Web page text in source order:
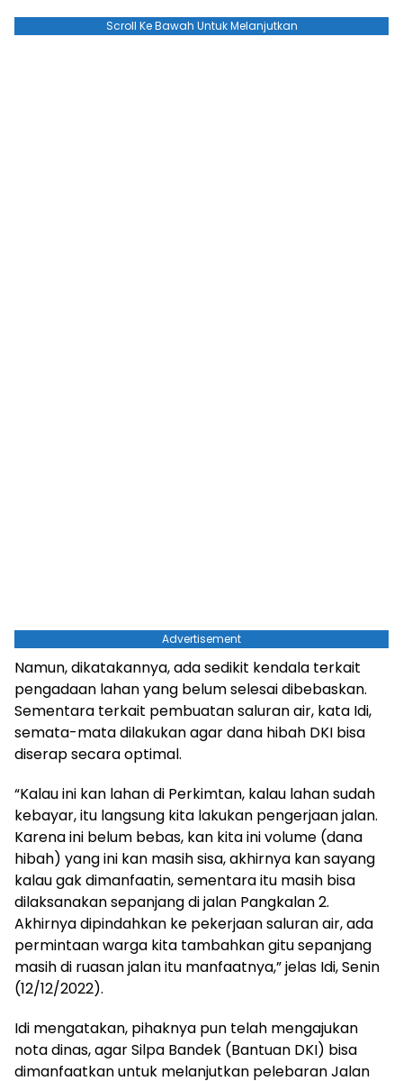
Scroll Ke Bawah Untuk Melanjutkan
Advertisement
Namun, dikatakannya, ada sedikit kendala terkait
pengadaan lahan yang belum selesai dibebaskan.
Sementara terkait pembuatan saluran air, kata Idi,
semata-mata dilakukan agar dana hibah DKI bisa
diserap secara optimal.
“Kalau ini kan lahan di Perkimtan, kalau lahan sudah
kebayar, itu langsung kita lakukan pengerjaan jalan.
Karena ini belum bebas, kan kita ini volume (dana
hibah) yang ini kan masih sisa, akhirnya kan sayang
kalau gak dimanfaatin, sementara itu masih bisa
dilaksanakan sepanjang di jalan Pangkalan 2.
Akhirnya dipindahkan ke pekerjaan saluran air, ada
permintaan warga kita tambahkan gitu sepanjang
masih di ruasan jalan itu manfaatnya,” jelas Idi, Senin
(12/12/2022).
Idi mengatakan, pihaknya pun telah mengajukan
nota dinas, agar Silpa Bandek (Bantuan DKI) bisa
dimanfaatkan untuk melanjutkan pelebaran Jalan